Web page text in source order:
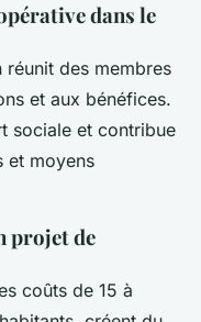
dans le
des membres
et aux bénéfices.
sociale et contribue
et moyens
projet de
coûts de 15 à